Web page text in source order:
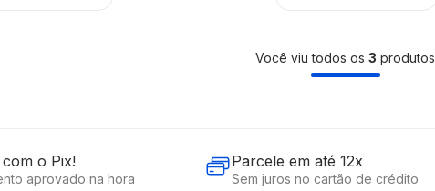
Você viu todos os3 produtos
o Pix!
aprovado na hora
Parcele em até 12x
Sem juros no cartão de crédito